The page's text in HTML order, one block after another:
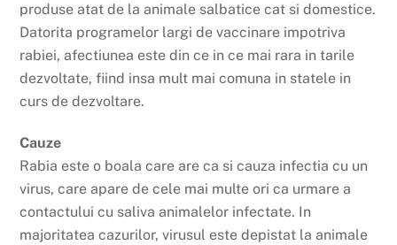
produse atat de la animale salbatice cat si domestice.
Datorita programelor largi de vaccinare impotriva
rabiei, afectiunea este din ce in ce mai rara in tarile
dezvoltate, fiind insa mult mai comuna in statele in
curs de dezvoltare.
Cauze
Rabia este o boala care are ca si cauza infectia cu un
virus, care apare de cele mai multe ori ca urmare a
contactului cu saliva animalelor infectate. In
majoritatea cazurilor, virusul este depistat la animale